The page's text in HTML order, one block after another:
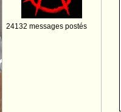
24132 messages postés